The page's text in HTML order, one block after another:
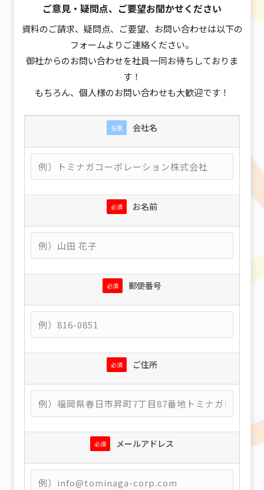
ご意見・疑問点、ご要望お聞かせください
資料のご請求、疑問点、ご要望、お問い合わせは以下の
フォームよりご連絡ください。
御社からのお問い合わせを社員一同お待ちしておりま
す！
もちろん、個人様のお問い合わせも大歓迎です！
任意 会社名
必須 お名前
必須 郵便番号
必須 ご住所
必須 メールアドレス